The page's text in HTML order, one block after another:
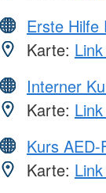
Erste Hilfe
Karte:
Interner
Karte:
Kurs AED-
Karte: